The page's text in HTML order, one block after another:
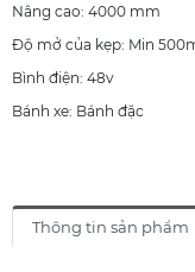
Nâng cao: 4000 mm
Độ mở của kẹp: Min
Bình điện: 48v
Bánh xe: Bánh đặc
Thông tin sản phẩm